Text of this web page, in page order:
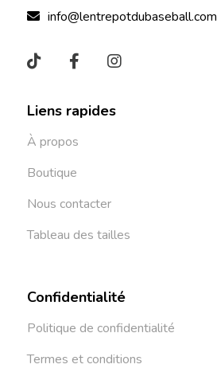
info@lentrepotdubaseball.com
Liens rapides
À propos
Boutique
Nous contacter
Tableau des tailles
Confidentialité
Politique de confidentialité
Termes et conditions